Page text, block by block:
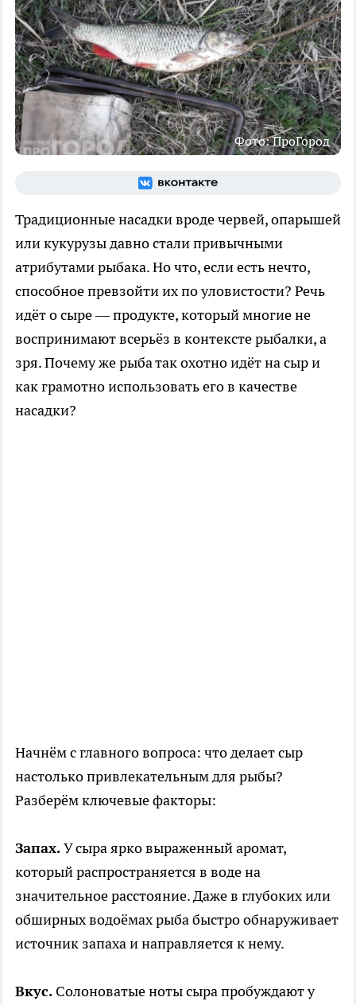
Фото: ПроГород
Традиционные насадки вроде червей, опарышей
или кукурузы давно стали привычными
атрибутами рыбака. Но что, если есть нечто,
способное превзойти их по уловистости? Речь
идёт о сыре — продукте, который многие не
воспринимают всерьёз в контексте рыбалки, а
зря. Почему же рыба так охотно идёт на сыр и
как грамотно использовать его в качестве
насадки?
Начнём с главного вопроса: что делает сыр
настолько привлекательным для рыбы?
Разберём ключевые факторы:
Запах.У сыра ярко выраженный аромат,
который распространяется в воде на
значительное расстояние. Даже в глубоких или
обширных водоёмах рыба быстро обнаруживает
источник запаха и направляется к нему.
Вкус. Солоноватые ноты сыра пробуждают у